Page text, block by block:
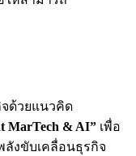
จด้วยแนวคิด
MarTech & AI” เพื่อ
ลังขับเคลื่อนธุรกิจ